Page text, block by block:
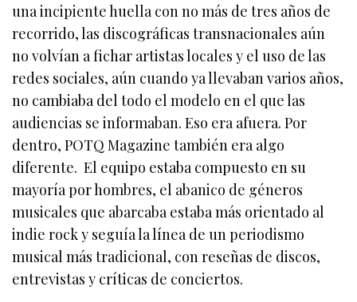
una incipiente huella con no más de tres años de
recorrido, las discográficas transnacionales aún
no volvían a fichar artistas locales y el uso de las
redes sociales, aún cuando ya llevaban varios años,
no cambiaba del todo el modelo en el que las
audiencias se informaban. Eso era afuera. Por
dentro, POTQ Magazine también era algo
diferente. El equipo estaba compuesto en su
mayoría por hombres, el abanico de géneros
musicales que abarcaba estaba más orientado al
indie rock y seguía la línea de un periodismo
musical más tradicional, con reseñas de discos,
entrevistas y críticas de conciertos.